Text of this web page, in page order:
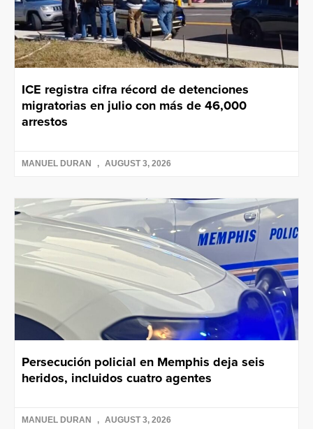
ICE registra cifra récord de detenciones
migratorias en julio con más de 46,000
arrestos
MANUEL DURAN AUGUST 3, 2026
Persecución policial en Memphis deja seis
heridos, incluidos cuatro agentes
MANUEL DURAN AUGUST 3, 2026